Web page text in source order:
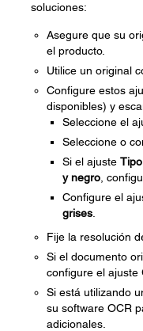
soluciones:
Asegure que su
el producto.
Utilice un original
Configure estos
disponibles) y
Seleccione el
Seleccione o
Si el ajuste
y negro ,
Configure el
grises
Fije la resolución
Si el documento
configure el ajuste
Si está utilizando
su software OCR
adicionales.